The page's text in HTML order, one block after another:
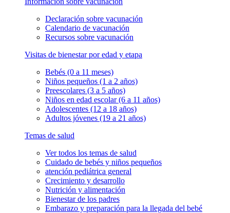
Declaración sobre vacunación
Calendario de vacunación
Recursos sobre vacunación
Visitas de bienestar por edad y etapa
Bebés (0 a 11 meses)
Niños pequeños (1 a 2 años)
Preescolares (3 a 5 años)
Niños en edad escolar (6 a 11 años)
Adolescentes (12 a 18 años)
Adultos jóvenes (19 a 21 años)
Temas de salud
Ver todos los temas de salud
Cuidado de bebés y niños pequeños
atención pediátrica general
Crecimiento y desarrollo
Nutrición y alimentación
Bienestar de los padres
Embarazo y preparación para la llegada del bebé